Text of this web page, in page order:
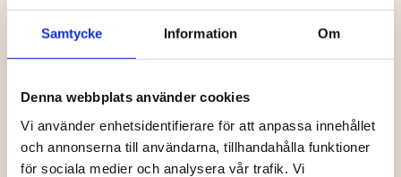
Samtycke Information Om
Denna webbplats använder cookies
Vi använder enhetsidentifierare för att anpassa innehållet
och annonserna till användarna, tillhandahålla funktioner
för sociala medier och analysera vår trafik. Vi
Logga in och ta del av allt som vår hemsida
har att erbjuda. Saknar du dina uppgifter?
lösenord” alternativt kontakta oss så hjälper
vi dig!
Logga in